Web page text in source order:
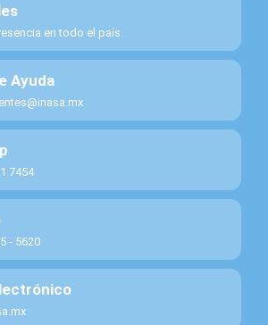
en todo el país.
Ayuda
7454
- 5620